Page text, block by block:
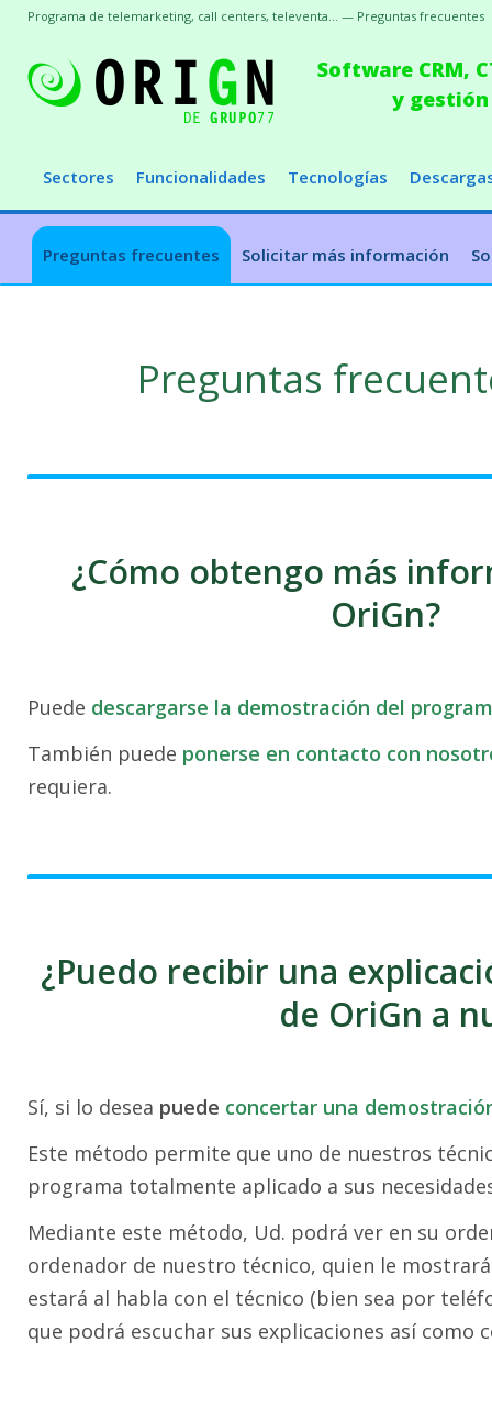
Software CRM,
y
Sectores Funcionalidades Tecnologías
Preguntas frecuentes Solicitar más información
Programa de telemarketing, call centers, televenta... — Preguntas frecuentes
Preguntas
¿Cómo obtengo más
OriGn?
Puede descargarse la demostración del
También puede ponerse en contacto con
requiera.
¿Puedo recibir una
de OriGn a
Sí, si lo desea puede concertar una
Este método permite que uno de nuestros
programa totalmente aplicado a sus
Mediante este método, Ud. podrá ver en su
ordenador de nuestro técnico, quien le
estará al habla con el técnico (bien sea por
que podrá escuchar sus explicaciones así